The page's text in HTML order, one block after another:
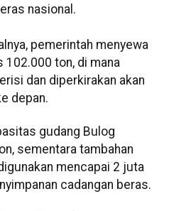
nasional.
pemerintah menyewa
102.000 ton, di mana
dan diperkirakan akan
depan.
gudang Bulog
sementara tambahan
mencapai 2 juta
cadangan beras.